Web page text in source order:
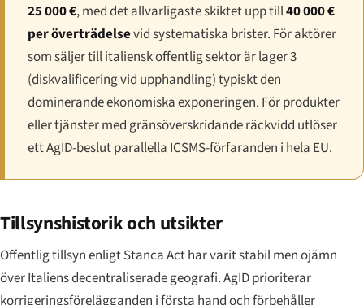
25 000 €, med det allvarligaste skiktet upp till40 000 €
per överträdelsevid systematiska brister. För aktörer
som säljer till italiensk offentlig sektor är lager 3
(diskvalificering vid upphandling) typiskt den
dominerande ekonomiska exponeringen. För produkter
eller tjänster med gränsöverskridande räckvidd utlöser
ett AgID-beslut parallella ICSMS-förfaranden i hela EU.
Tillsynshistorik och utsikter
Offentlig tillsyn enligt Stanca Act har varit stabil men ojämn
över Italiens decentraliserade geografi. AgID prioriterar
korrigeringsförelägganden i första hand och förbehåller